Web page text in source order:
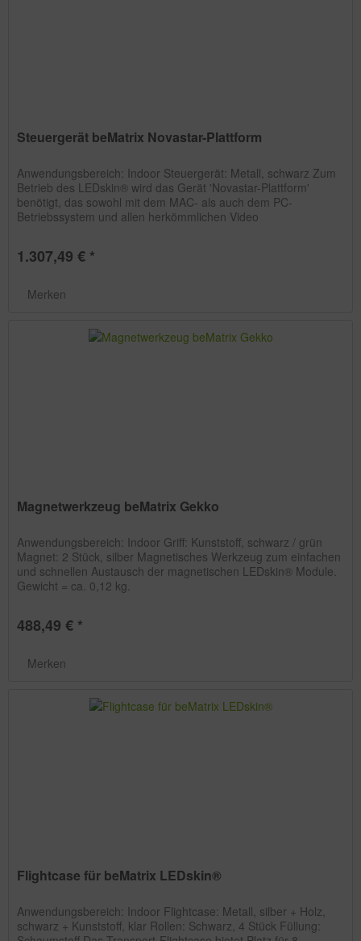
Steuergerät beMatrix Novastar-Plattform
Anwendungsbereich: Indoor Steuergerät: Metall, schwarz Zum
Betrieb des LEDskin® wird das Gerät 'Novastar-Plattform'
benötigt, das sowohl mit dem MAC- als auch dem PC-
Betriebssystem und allen herkömmlichen Video
1.307,49 € *
Merken
Magnetwerkzeug beMatrix Gekko
Anwendungsbereich: Indoor Griff: Kunststoff, schwarz / grün
Magnet: 2 Stück, silber Magnetisches Werkzeug zum einfachen
und schnellen Austausch der magnetischen LEDskin® Module.
Gewicht = ca. 0,12 kg.
488,49 € *
Merken
Flightcase für beMatrix LEDskin®
Anwendungsbereich: Indoor Flightcase: Metall, silber + Holz,
schwarz + Kunststoff, klar Rollen: Schwarz, 4 Stück Füllung: